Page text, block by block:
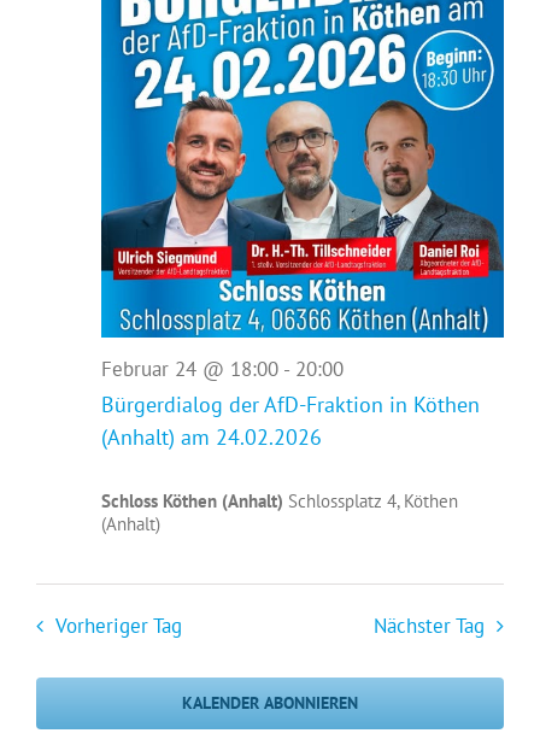
Bürgerdialog der AfD-Fraktion in Köthen
(Anhalt) am 24.02.2026
Februar 24 @ 18:00 - 20:00
Schloss Köthen (Anhalt) Schlossplatz 4, Köthen
(Anhalt)
Vorheriger Tag Nächster Tag
KALENDER ABONNIEREN